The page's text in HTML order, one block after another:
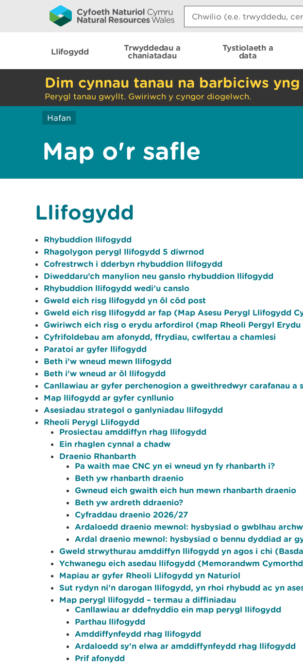
Search:
Llifogydd
Trwyddedau a
chaniatadau
Tystiolaeth a
data
Dim cynnau tanau na barbiciws
Perygl tanau gwyllt. Gwiriwch y cyngor diogelwch.
Hafan
Map o'r safle
Llifogydd
Rhybuddion llifogydd
Rhagolygon perygl llifogydd 5 diwrnod
Cofrestrwch i dderbyn rhybuddion llifogydd
Diweddaru’ch manylion neu ganslo rhybuddion llifogydd
Rhybuddion llifogydd wedi’u canslo
Gweld eich risg llifogydd yn ôl côd post
Gweld eich risg llifogydd ar fap (Map Asesu Perygl Llifogydd
Gwiriwch eich risg o erydu arfordirol (map Rheoli Pergyl
Cyfrifoldebau am afonydd, ffrydiau, cwlfertau a chamlesi
Paratoi ar gyfer llifogydd
Beth i'w wneud mewn llifogydd
Beth i’w wneud ar ôl llifogydd
Canllawiau ar gyfer perchenogion a gweithredwyr carafanau a
Map llifogydd ar gyfer cynllunio
Asesiadau strategol o ganlyniadau llifogydd
Rheoli Perygl Llifogydd
Prosiectau amddiffyn rhag llifogydd
Ein rhaglen cynnal a chadw
Draenio Rhanbarth
Pa waith mae CNC yn ei wneud yn fy rhanbarth i?
Beth yw rhanbarth draenio
Gwneud eich gwaith eich hun mewn rhanbarth draenio
Beth yw ardreth ddraenio?
Cyfraddau draenio 2026/27
Ardaloedd draenio mewnol: hysbysiad o gwblhau
Ardal draenio mewnol: hysbysiad o bennu dyddiad ar
Gweld strwythurau amddiffyn llifogydd yn agos i chi
Ychwanegu eich asedau llifogydd (Memorandwm
Mapiau ar gyfer Rheoli Llifogydd yn Naturiol
Sut rydyn ni’n darogan llifogydd, yn rhoi rhybudd ac yn
Map perygl llifogydd – termau a diffiniadau
Canllawiau ar ddefnyddio ein map perygl llifogydd
Parthau llifogydd
Amddiffynfeydd rhag llifogydd
Ardaloedd sy'n elwa ar amddiffynfeydd rhag llifogydd
Prif afonydd